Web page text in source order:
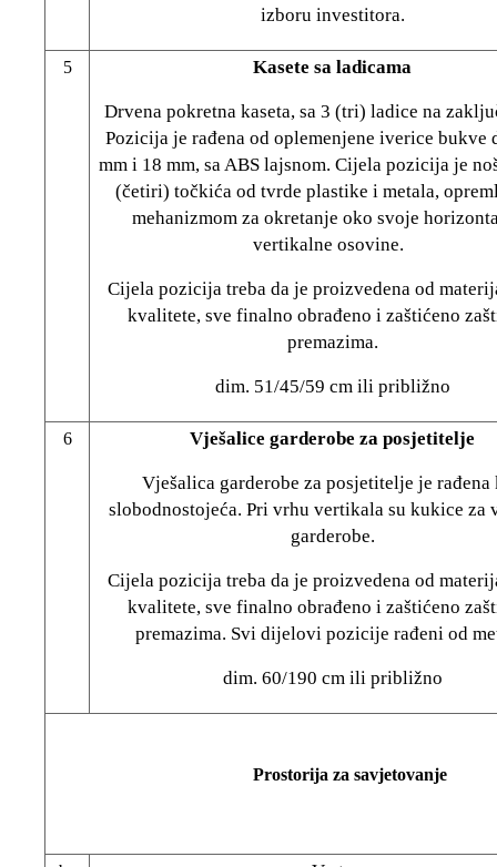
izboru investitora.
5 Kasete sa ladicama
Drvena pokretna kaseta, sa 3 (tri) ladice na
Pozicija je rađena od oplemenjene iverice bukve
mm i 18 mm, sa ABS lajsnom. Cijela pozicija je
(četiri) točkića od tvrde plastike i metala,
mehanizmom za okretanje oko svoje
vertikalne osovine.
Cijela pozicija treba da je proizvedena od
kvalitete, sve finalno obrađeno i zaštićeno
premazima.
dim. 51/45/59 cm ili približno
6 Vješalice garderobe za posjetitelje
Vješalica garderobe za posjetitelje je rađena
slobodnostojeća. Pri vrhu vertikala su kukice za
garderobe.
Cijela pozicija treba da je proizvedena od
kvalitete, sve finalno obrađeno i zaštićeno
premazima. Svi dijelovi pozicije rađeni od
dim. 60/190 cm ili približno
Prostorija za savjetovanje